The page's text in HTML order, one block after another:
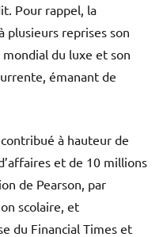
Pour rappel, la
plusieurs reprises son
du luxe et son
émanant de
à hauteur de
et de 10 millions
de Pearson, par
scolaire, et
du Financial Times et